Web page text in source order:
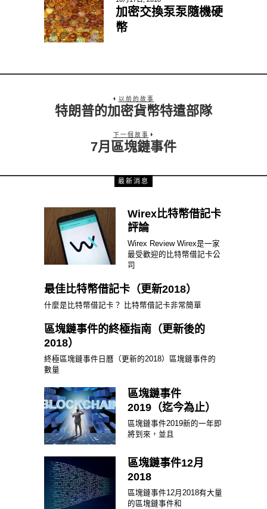
加密交換泵泵隨機硬
幣
以前的故事
特朗普的加密貨幣特遣部隊
下一個故事
7月區塊鏈事件
最新消息
Wirex比特幣借記卡
評論
Wirex Review Wirex是一家
最受歡迎的比特幣借記卡公
司
最佳比特幣借記卡（更新2018）
什麼是比特幣借記卡？ 比特幣借記卡非常簡單
區塊鏈事件的終極指南（更新後的
2018）
終極區塊鏈事件日曆（更新的2018）區塊鏈事件的
數量
區塊鏈事件
2019（迄今為止）
區塊鏈事件2019新的一年即
將到來，並且
區塊鏈事件12月
2018
區塊鏈事件12月2018有大量
的區塊鏈事件和